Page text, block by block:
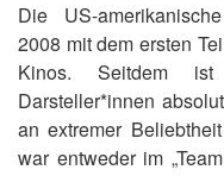
Die US-
2008 mit dem ersten
Kinos. Seitdem
Darsteller*innen
an extremer
war entweder im